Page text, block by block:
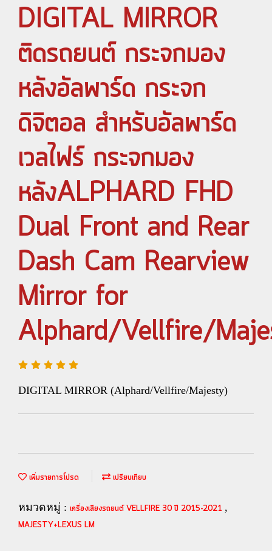
DIGITAL MIRROR
ติดรถยนต์ กระจกมอง
หลังอัลพาร์ด กระจก
ดิจิตอล สำหรับอัลพาร์ด
เวลไฟร์ กระจกมอง
หลังALPHARD FHD
Dual Front and Rear
Dash Cam Rearview
Mirror for
Alphard/Vellfire/
DIGITAL MIRROR (Alphard/Vellfire/Majesty)
เพิ่มรายการโปรด เปรียบเทียบ
หมวดหมู่ : เครื่องเสียงรถยนต์ VELLFIRE 30 ปี 2015-2021 ,
MAJESTY+LEXUS LM